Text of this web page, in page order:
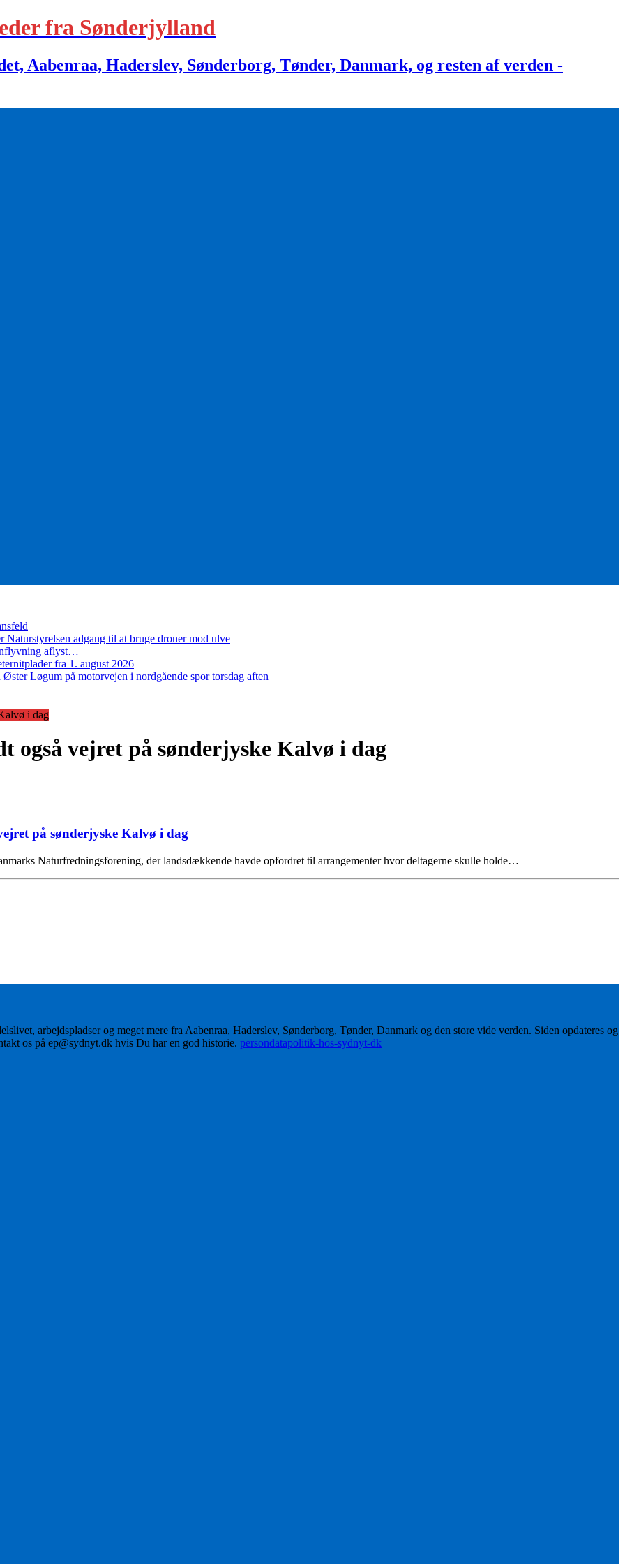
fra Sønderjylland
Aabenraa, Haderslev, Sønderborg, Tønder, Danmark, og resten af verden -
adgang til at bruge droner mod ulve
aflyst…
fra 1. august 2026
Løgum på motorvejen i nordgående spor torsdag aften
i dag
også vejret på sønderjyske Kalvø i dag
på sønderjyske Kalvø i dag
Naturfredningsforening, der landsdækkende havde opfordret til arrangementer hvor deltagerne skulle holde…
arbejdspladser og meget mere fra Aabenraa, Haderslev, Sønderborg, Tønder, Danmark og den store vide verden. Siden opdateres og
os på ep@sydnyt.dk hvis Du har en god historie. persondatapolitik-hos-sydnyt-dk